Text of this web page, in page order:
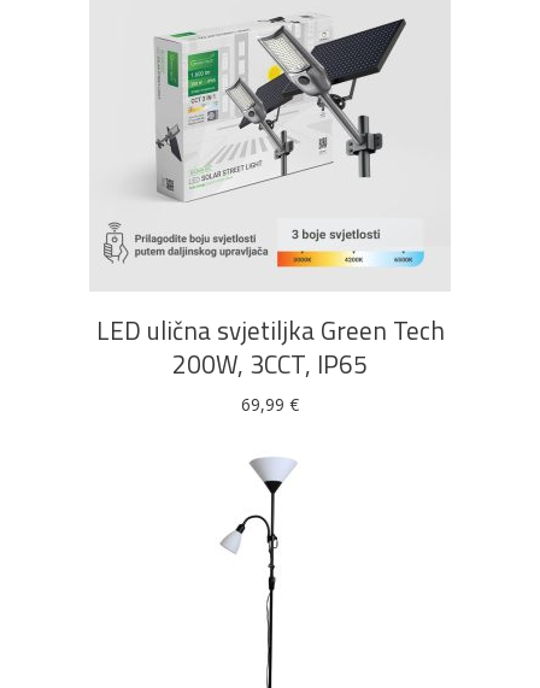
DODAJ U KOŠARICU
LED ulična svjetiljka Green Tech
200W, 3CCT, IP65
69,99 €